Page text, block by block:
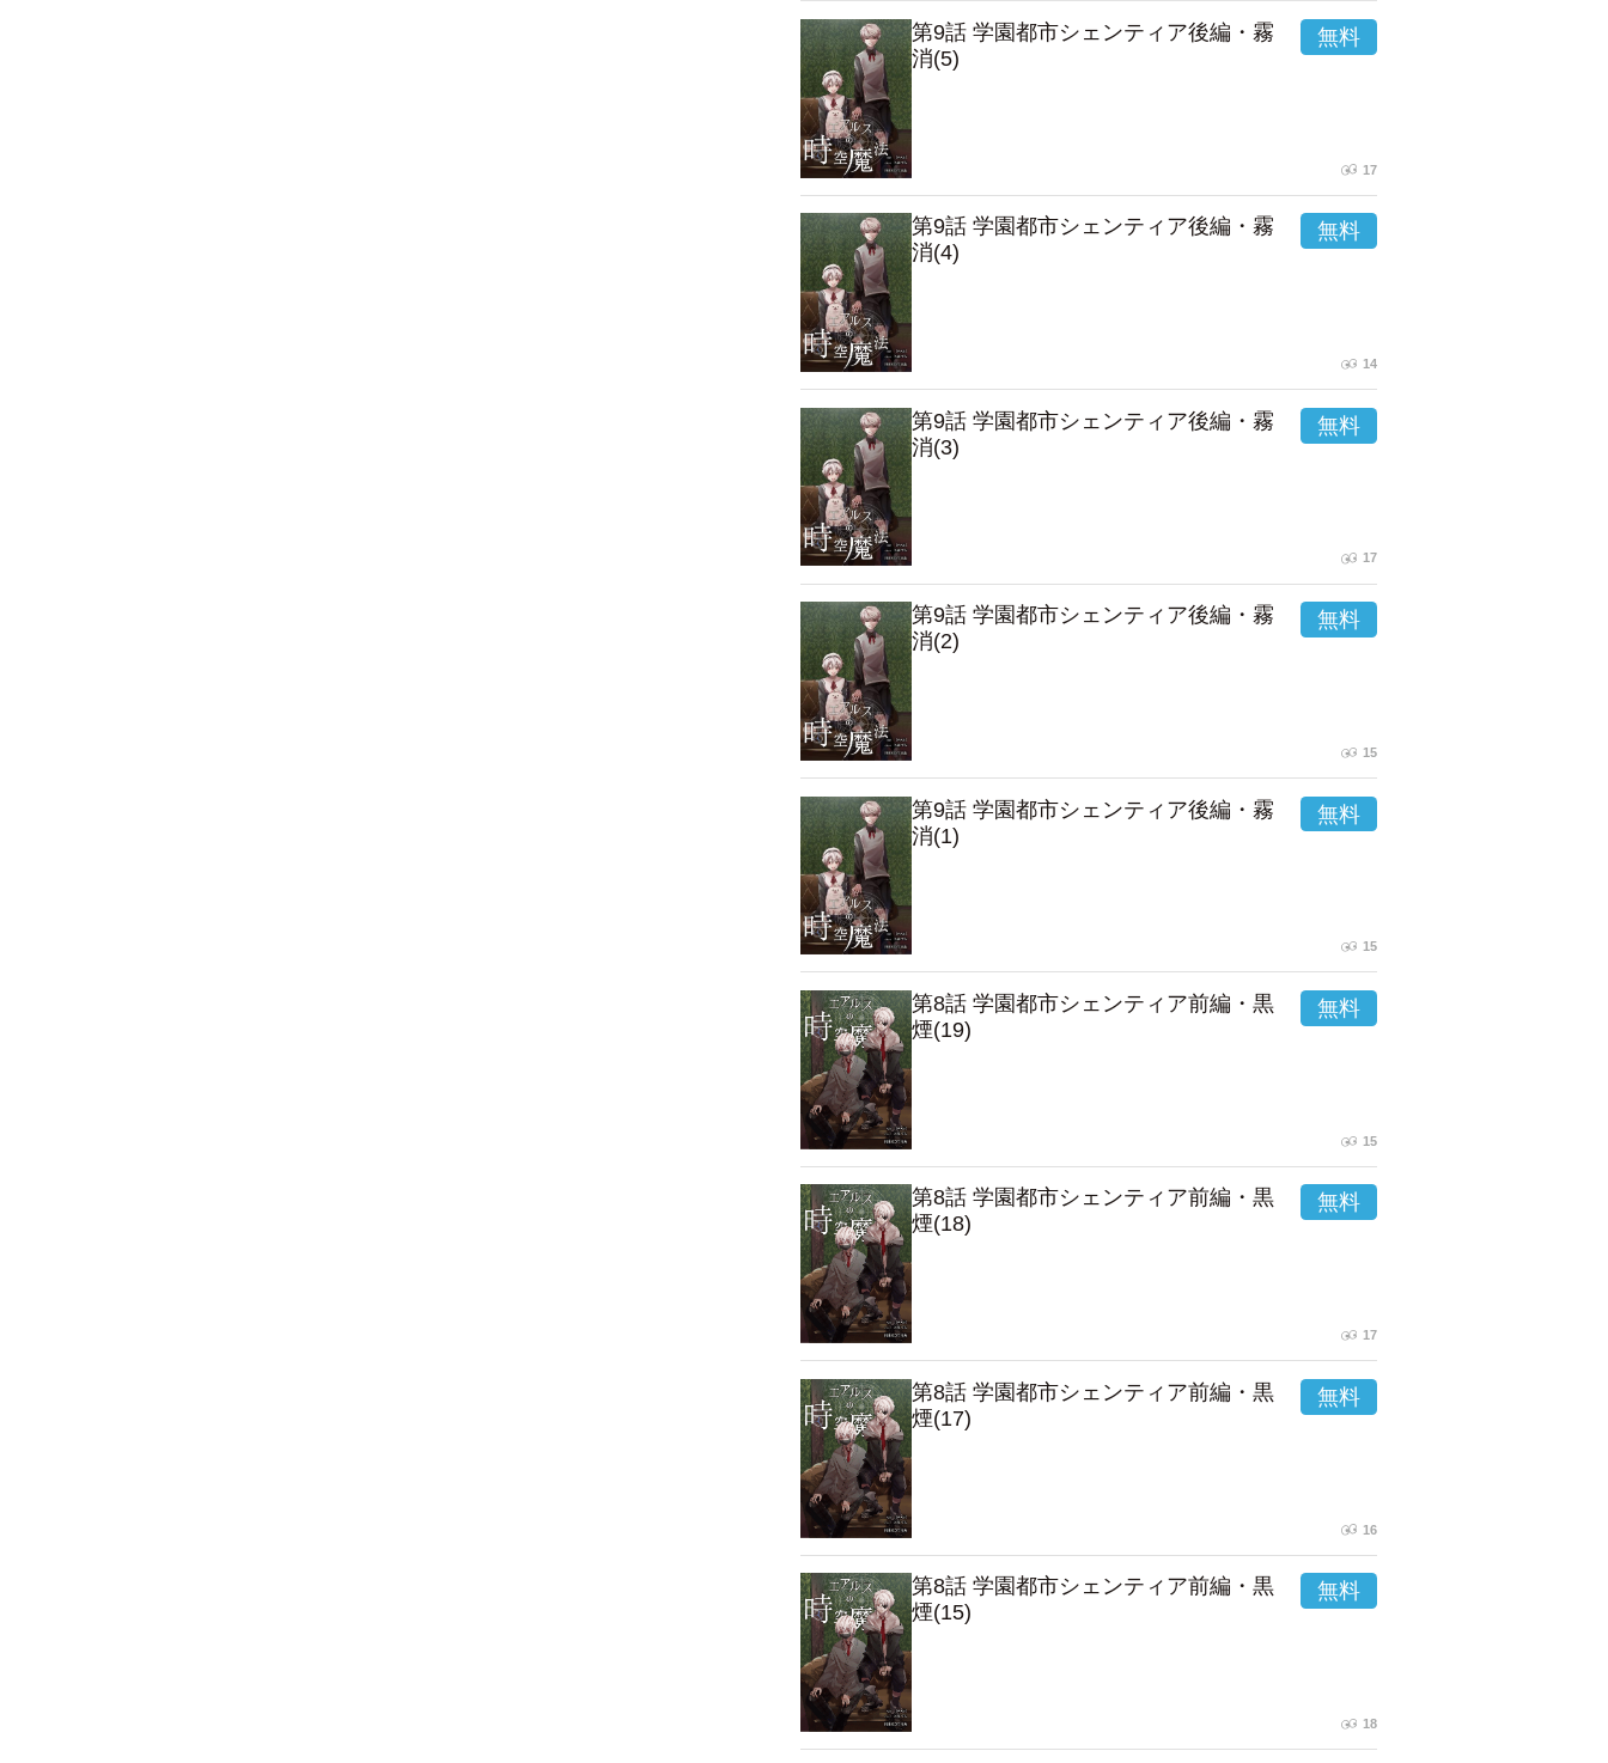
第9話 学園都市シェンティア後編・霧
消(5)
17
第9話 学園都市シェンティア後編・霧
消(4)
14
第9話 学園都市シェンティア後編・霧
消(3)
17
第9話 学園都市シェンティア後編・霧
消(2)
15
第9話 学園都市シェンティア後編・霧
消(1)
15
第8話 学園都市シェンティア前編・黒
煙(19)
15
第8話 学園都市シェンティア前編・黒
煙(18)
17
第8話 学園都市シェンティア前編・黒
煙(17)
16
第8話 学園都市シェンティア前編・黒
煙(15)
18